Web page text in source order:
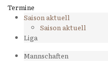
Termine
Saison aktuell
Saison aktuell
Liga
Mannschaften